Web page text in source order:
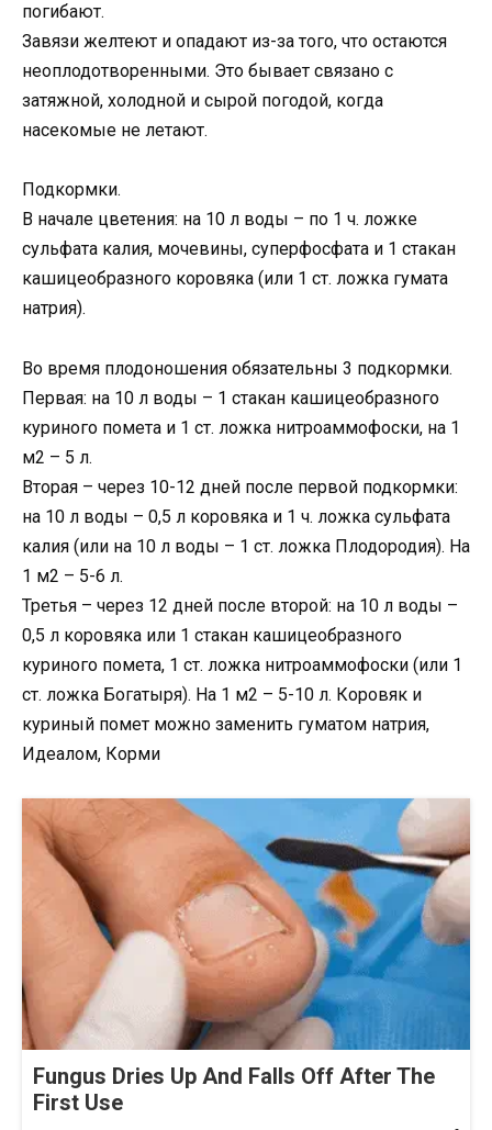
погибают.
Завязи желтеют и опадают из-за того, что остаются
неоплодотворенными. Это бывает связано с
затяжной, холодной и сырой погодой, когда
насекомые не летают.
Подкормки.
В начале цветения: на 10 л воды – по 1 ч. ложке
сульфата калия, мочевины, суперфосфата и 1 стакан
кашицеобразного коровяка (или 1 ст. ложка гумата
натрия).
Во время плодоношения обязательны 3 подкормки.
Первая: на 10 л воды – 1 стакан кашицеобразного
куриного помета и 1 ст. ложка нитроаммофоски, на 1
м2 – 5 л.
Вторая – через 10-12 дней после первой подкормки:
на 10 л воды – 0,5 л коровяка и 1 ч. ложка сульфата
калия (или на 10 л воды – 1 ст. ложка Плодородия). На
1 м2 – 5-6 л.
Третья – через 12 дней после второй: на 10 л воды –
0,5 л коровяка или 1 стакан кашицеобразного
куриного помета, 1 ст. ложка нитроаммофоски (или 1
ст. ложка Богатыря). На 1 м2 – 5-10 л. Коровяк и
куриный помет можно заменить гуматом натрия,
Идеалом, Корми
Fungus Dries Up And Falls Off After The
First Use